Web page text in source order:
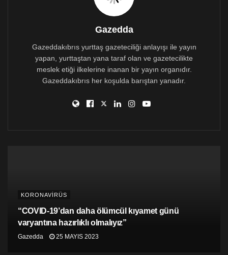
bulaşa sebep olmanızın da hesabını yargı önünde
vereceksiniz!”
Haber neydi?
Özgür Gazete’nin haberinde, temaslı çalışanın Çağra
ihmalden dolayı pozitife dönüşen çalışandan dolayı 2
Gazedda
Gazeddakıbrıs yurttaş gazeteciliği anlayışı ile yayın
yapan, yurttaştan yana taraf olan ve gazetecilikte
meslek etiği ilkelerine inanan bir yayın organıdır.
Gazeddakıbrıs her koşulda barıştan yanadır.
KORONAVİRÜS
“COVID-19’dan daha ölümcül kıyamet günü
varyantına hazırlıklı olmalıyız”
Gazedda 25 MAYIS 2023